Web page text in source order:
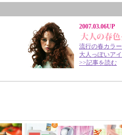
2007.03.06UP
流行の春カラ
大人っぽいア
>>記事を読む